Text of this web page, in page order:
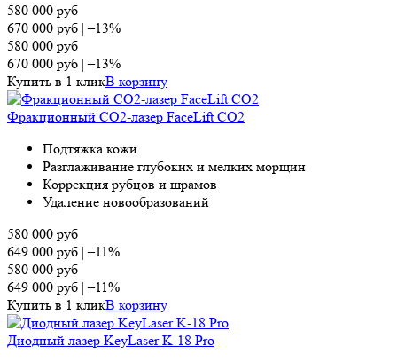
580 000 руб
670 000 руб |–13%
580 000 руб
670 000 руб |–13%
Купить в 1 кликВ корзину
Фракционный СО2-лазер FaceLift CO2
Подтяжка кожи
Разглаживание глубоких и мелких морщин
Коррекция рубцов и шрамов
Удаление новообразований
580 000 руб
649 000 руб |–11%
580 000 руб
649 000 руб |–11%
Купить в 1 кликВ корзину
Диодный лазер KeyLaser K-18 Pro